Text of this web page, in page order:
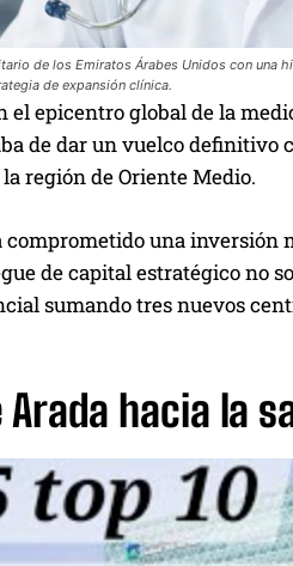
de los Emiratos Árabes Unidos con
de expansión clínica.
el epicentro global de la
de dar un vuelco definitivo
región de Oriente Medio.
una inversión
de capital estratégico no
sumando tres nuevos
hacia la